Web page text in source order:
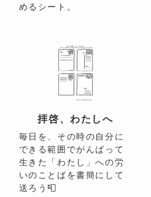
めるシート。
拝啓、わたしへ
毎日を、その時の自分に
できる範囲でがんばって
生きた「わたし」への労
いのことばを書簡にして
送ろう📮